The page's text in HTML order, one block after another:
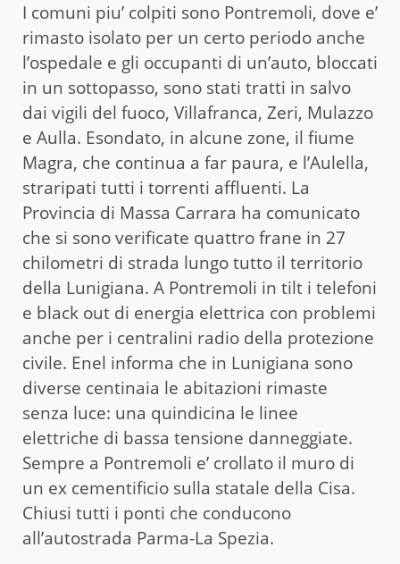
I comuni piu’ colpiti sono Pontremoli, dove e’
rimasto isolato per un certo periodo anche
l’ospedale e gli occupanti di un’auto, bloccati
in un sottopasso, sono stati tratti in salvo
dai vigili del fuoco, Villafranca, Zeri, Mulazzo
e Aulla. Esondato, in alcune zone, il fiume
Magra, che continua a far paura, e l’Aulella,
straripati tutti i torrenti affluenti. La
Provincia di Massa Carrara ha comunicato
che si sono verificate quattro frane in 27
chilometri di strada lungo tutto il territorio
della Lunigiana. A Pontremoli in tilt i telefoni
e black out di energia elettrica con problemi
anche per i centralini radio della protezione
civile. Enel informa che in Lunigiana sono
diverse centinaia le abitazioni rimaste
senza luce: una quindicina le linee
elettriche di bassa tensione danneggiate.
Sempre a Pontremoli e’ crollato il muro di
un ex cementificio sulla statale della Cisa.
Chiusi tutti i ponti che conducono
all’autostrada Parma-La Spezia.